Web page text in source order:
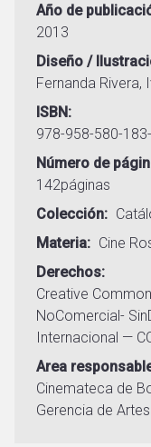
Año de
2013
Diseño /
Fernanda Rivera,
ISBN
978-958-580-
Número de
142páginas
Colección
Materia
Cine
Derechos
Creative
NoComercial-
Internacional —
Area
Cinemateca de
Gerencia de